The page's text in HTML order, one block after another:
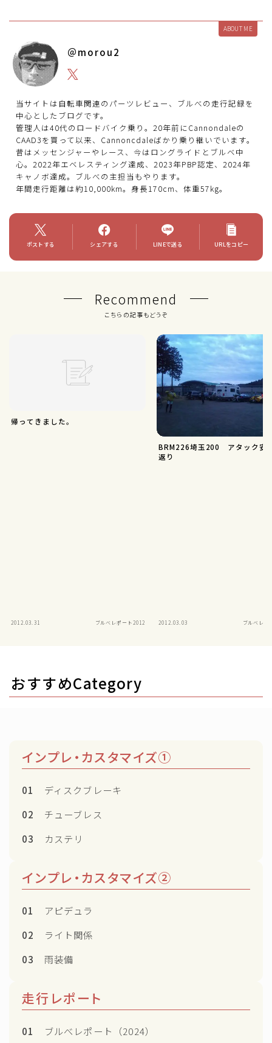
ABOUT ME
＠morou2
当サイトは自転車関連のパーツレビュー、ブルべの走行記録を
中心としたブログです。
管理人は40代のロードバイク乗り。20年前にCannondaleの
CAAD3を買って以来、Cannoncdaleばかり乗り継いでいます。
昔はメッセンジャーやレース、今はロングライドとブルベ中
心。2022年エベレスティング達成、2023年PBP認定、2024年
キャノボ達成。ブルべの主担当もやります。
年間走行距離は約10,000km。身長170cm、体重57kg。
ポストする シェアする LINEで送る URLをコピー
Recommend
こちらの記事もどうぞ
帰ってきました。
2012.03.31 ブルべレポート2012
BRM226埼玉200 アタック安
返り
2012.03.03 ブルべレポ
おすすめCategory
インプレ・カスタマイズ①
01
ディスクブレーキ
02
チューブレス
03
カステリ
インプレ・カスタマイズ②
01
アピデュラ
02
ライト関係
03
雨装備
走行レポート
01 ブルべレポート（2024）